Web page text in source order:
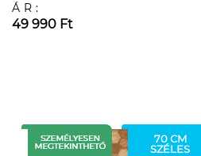
ÁR:
49 990 Ft
70 CM
SZÉLES